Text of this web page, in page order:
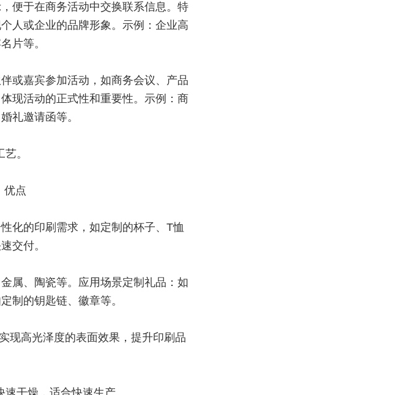
便于在商务活动中交换联系信息。特
人或企业的品牌形象。示例：企业高
片等。
或嘉宾参加活动，如商务会议、产品
现活动的正式性和重要性。示例：商
礼邀请函等。
。
优点
化的印刷需求，如定制的杯子、T恤
交付。
属、陶瓷等。应用场景定制礼品：如
制的钥匙链、徽章等。
现高光泽度的表面效果，提升印刷品
干燥，适合快速生产。